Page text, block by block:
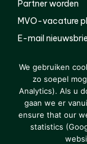
Partner worden
MVO-vacature
E-mail
© 2000-2026 Van
Privacy
We gebruiken
zo soepel
Analytics). Als u
gaan we er
ensure that our
statistics